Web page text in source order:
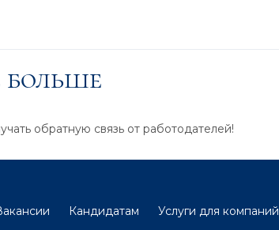
больше
обратную связь от работодателей!
Кандидатам Услуги для компаний